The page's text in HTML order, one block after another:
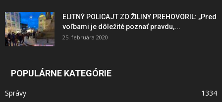
ELITNÝ POLICAJT ZO ŽILINY PREHOVORIL: „Pred
voľbami je dôležité poznať pravdu,...
25. februára 2020
POPULÁRNE KATEGÓRIE
Správy
1334